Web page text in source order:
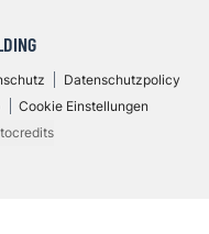
Datenschutzpolicy
Cookie Einstellungen